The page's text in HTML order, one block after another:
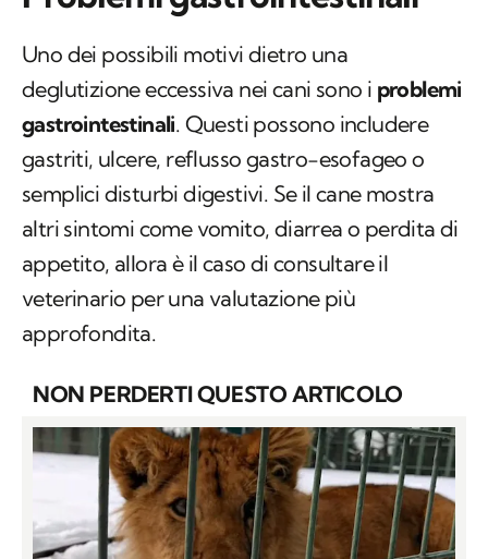
Uno dei possibili motivi dietro una
deglutizione eccessiva nei cani sono i problemi
gastrointestinali. Questi possono includere
gastriti, ulcere, reflusso gastro-esofageo o
semplici disturbi digestivi. Se il cane mostra
altri sintomi come vomito, diarrea o perdita di
appetito, allora è il caso di consultare il
veterinario per una valutazione più
approfondita.
NON PERDERTI QUESTO ARTICOLO